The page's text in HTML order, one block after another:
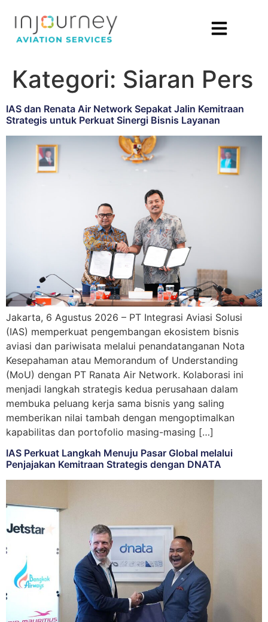
Kategori: Siaran Pers
IAS dan Renata Air Network Sepakat Jalin Kemitraan
Strategis untuk Perkuat Sinergi Bisnis Layanan
Jakarta, 6 Agustus 2026 – PT Integrasi Aviasi Solusi
(IAS) memperkuat pengembangan ekosistem bisnis
aviasi dan pariwisata melalui penandatanganan Nota
Kesepahaman atau Memorandum of Understanding
(MoU) dengan PT Ranata Air Network. Kolaborasi ini
menjadi langkah strategis kedua perusahaan dalam
membuka peluang kerja sama bisnis yang saling
memberikan nilai tambah dengan mengoptimalkan
kapabilitas dan portofolio masing-masing […]
IAS Perkuat Langkah Menuju Pasar Global melalui
Penjajakan Kemitraan Strategis dengan DNATA